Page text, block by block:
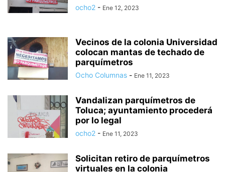
ocho2 - Ene 12, 2023
Vecinos de la colonia Universidad
colocan mantas de techado de
parquímetros
Ocho Columnas - Ene 11, 2023
Vandalizan parquímetros de
Toluca; ayuntamiento procederá
por lo legal
ocho2 - Ene 11, 2023
Solicitan retiro de parquímetros
virtuales en la colonia